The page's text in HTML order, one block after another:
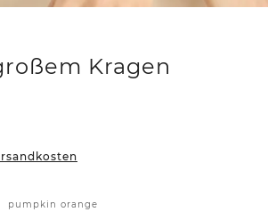
Kragen
pumpkin orange